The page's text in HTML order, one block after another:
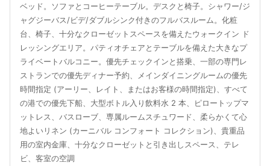
ベッド。ソファとコーヒーテーブル。デスクと椅子。シャワー/ジ
ャグジーバス/ビデ/ダブルシンク付きのフルバスルーム。化粧
台、椅子、十分なクローゼットスペースを備えたウォークイン ド
レッシングエリア。パティオチェアとテーブルを備えた大きなプ
ライベートバルコニー。優先チェックインと搭乗、一部の専門レ
ストランでの優先ディナー予約、メインダイニングルームの優先
時間指定 (アーリー、レイト、またはお客様の時間指定)、すべて
の港での優先下船、大型ボトル入り飲料水 2 本、ピロートップマ
ットレス、バスローブ、専属ルームスチュワード、柔らかくて心
地よいリネン (カーニバル コンフォート コレクション)、貴重品
用の室内金庫、十分なクローゼットと引き出しスペース、テレ
ビ、客室の空調